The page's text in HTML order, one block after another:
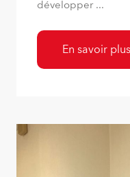
développer ...
En savoir plus